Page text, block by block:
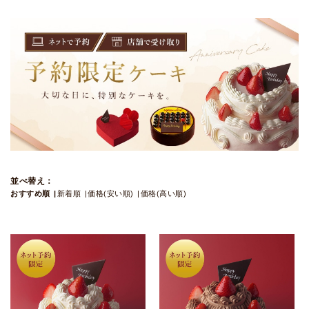
並べ替え：
おすすめ順 新着順 価格(安い順) 価格(高い順)